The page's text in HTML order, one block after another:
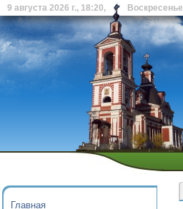
9 августа 2026 г., 18:20, Воскресенье
Главная